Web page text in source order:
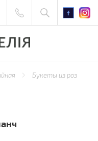
Букеты из роз